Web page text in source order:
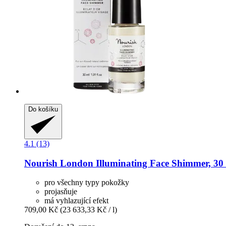
Do košíku
4.1 (13)
Nourish London Illuminating Face Shimmer, 30
pro všechny typy pokožky
projasňuje
má vyhlazující efekt
709,00 Kč (23 633,33 Kč / l)